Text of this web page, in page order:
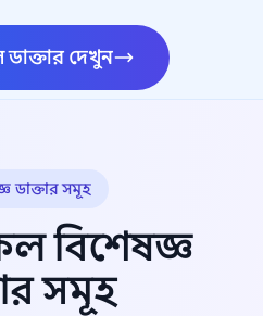
দেখুন
ডাক্তার সমূহ
বিশেষজ্ঞ
সমূহ